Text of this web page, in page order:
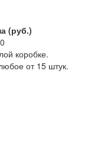
(руб.)
коробке.
от 15 штук.